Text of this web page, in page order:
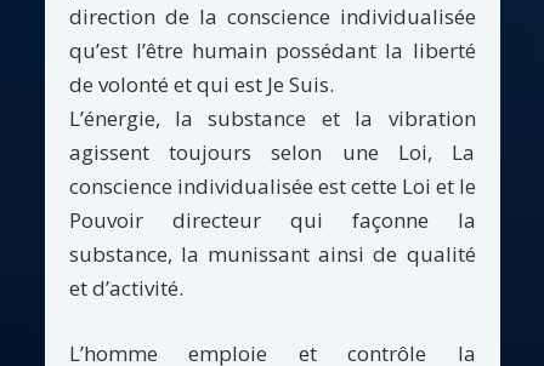
direction de la conscience individualisée
qu’est l’être humain possédant la liberté
de volonté et qui est Je Suis.
L’énergie, la substance et la vibration
agissent toujours selon une Loi, La
conscience individualisée est cette Loi et le
Pouvoir directeur qui façonne la
substance, la munissant ainsi de qualité
et d’activité.
L’homme emploie et contrôle la